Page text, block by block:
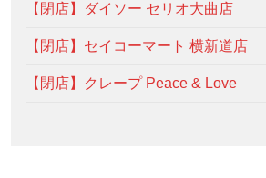
【閉店】ダイソー セリオ大曲店
【閉店】セイコーマート 横新道店
【閉店】クレープ Peace & Love